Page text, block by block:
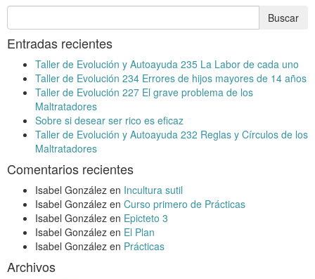
Entradas recientes
Taller de Evolución y Autoayuda 235 La Labor de cada uno
Taller de Evolución 234 Errores de hijos mayores de 14 años
Taller de Evolución 227 El grave problema de los
Maltratadores
Sobre si desear ser rico es eficaz
Taller de Evolución y Autoayuda 232 Reglas y Círculos de los
Maltratadores
Comentarios recientes
Isabel González en Incultura sutil
Isabel González en Curso primero de Prácticas
Isabel González en Epicteto 3
Isabel González en El Plan
Isabel González en Prácticas
Archivos